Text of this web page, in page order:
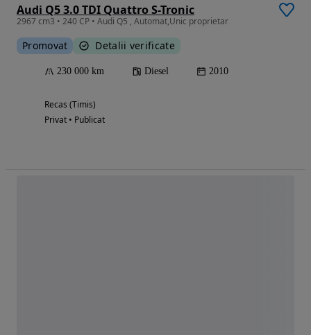
Audi Q5 3.0 TDI Quattro S-Tronic
2967 cm3 • 240 CP • Audi Q5 , Automat,Unic proprietar
Promovat Detalii verificate
230 000 km Diesel 2010
Recas (Timis)
Privat • Publicat